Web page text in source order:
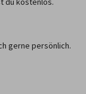
gerne persönlich.